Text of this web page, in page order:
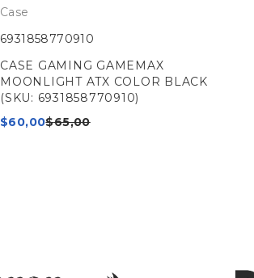
Case
6931858770910
CASE GAMING GAMEMAX
MOONLIGHT ATX COLOR BLACK
(SKU: 6931858770910)
$65,00
$60,00